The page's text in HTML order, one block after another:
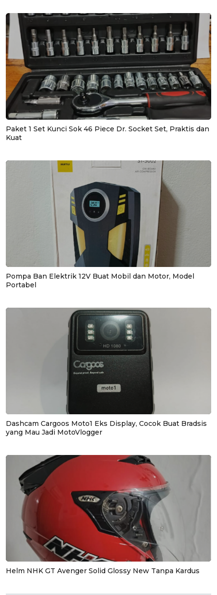
Paket 1 Set Kunci Sok 46 Piece Dr. Socket Set, Praktis dan
Kuat
Pompa Ban Elektrik 12V Buat Mobil dan Motor, Model
Portabel
Dashcam Cargoos Moto1 Eks Display, Cocok Buat Bradsis
yang Mau Jadi MotoVlogger
Helm NHK GT Avenger Solid Glossy New Tanpa Kardus